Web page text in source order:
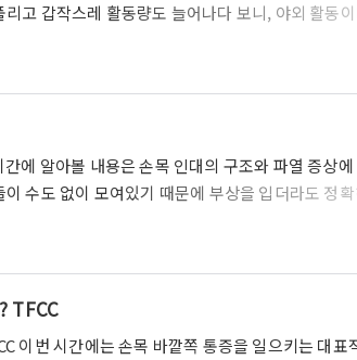
고 갑작스레 활동량도 늘어나다 보니, 야외 활동이
엄지 인대는 한번 다치면 욱신거리는 통증이 꽤 오
가락을 사용할 일이 많기 때문인데요, 그러면 지
치료법에 대해 알아보도록 하겠습니다. 무지중수지
에 알아볼 내용은 손목 인대의 구조와 파열 증상
수도 없이 모여있기 때문에 부상을 입더라도 정확
룹이 한꺼번에 다치는 경우들이 대부분입니다. 따
표현하는 경우들이 많지요. 그리고 이런 식으로
딱히 문제가 될 것은 없습니다. 어떤 부위의 인대가
TFCC
이번 시간에는 손목 바깥쪽 통증을 일으키는 대표